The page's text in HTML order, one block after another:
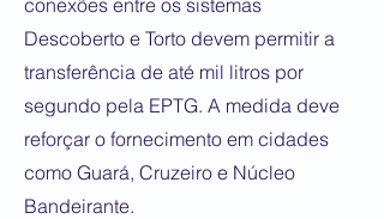
conexões entre os sistemas
Descoberto e Torto devem permitir a
transferência de até mil litros por
segundo pela EPTG. A medida deve
reforçar o fornecimento em cidades
como Guará, Cruzeiro e Núcleo
Bandeirante.